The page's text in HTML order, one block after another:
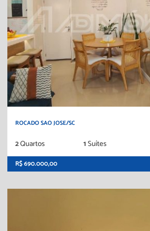
ROCADO SAO JOSE/SC
2Quartos 1Suítes
R$ 690.000,00